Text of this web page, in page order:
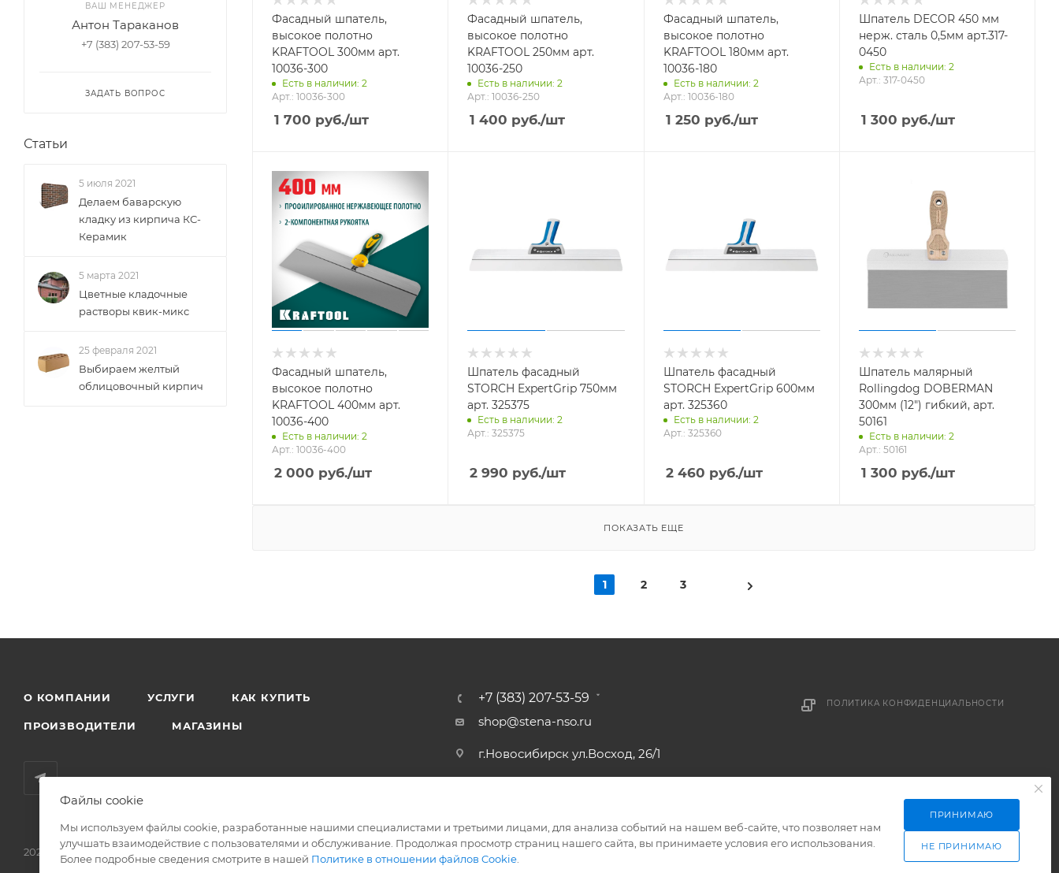
Фасадный шпатель,
высокое полотно
KRAFTOOL 300мм арт.
10036-300
Есть в наличии: 2
Арт.: 10036-300
1 700 руб./шт
Фасадный шпатель,
высокое полотно
KRAFTOOL 250мм арт.
10036-250
Есть в наличии: 2
Арт.: 10036-250
1 400 руб./шт
Фасадный шпатель,
высокое полотно
KRAFTOOL 180мм арт.
10036-180
Есть в наличии: 2
Арт.: 10036-180
1 250 руб./шт
Шпатель DECOR 450 мм
нерж. сталь 0,5мм арт.317-
0450
Есть в наличии: 2
Арт.: 317-0450
1 300 руб./шт
Фасадный шпатель,
высокое полотно
KRAFTOOL 400мм арт.
10036-400
Есть в наличии: 2
Арт.: 10036-400
2 000 руб./шт
Шпатель фасадный
STORCH ExpertGrip 750мм
арт. 325375
Есть в наличии: 2
Арт.: 325375
2 990 руб./шт
Шпатель фасадный
STORCH ExpertGrip 600мм
арт. 325360
Есть в наличии: 2
Арт.: 325360
2 460 руб./шт
Шпатель малярный
Rollingdog DOBERMAN
300мм (12") гибкий, арт.
50161
Есть в наличии: 2
Арт.: 50161
1 300 руб./шт
ПОКАЗАТЬ ЕЩЕ
1 2 3
ВАШ МЕНЕДЖЕР
Антон Тараканов
+7 (383) 207-53-59
ЗАДАТЬ ВОПРОС
Статьи
5 июля 2021
Делаем баварскую
кладку из кирпича КС-
Керамик
5 марта 2021
Цветные кладочные
растворы квик-микс
25 февраля 2021
Выбираем желтый
облицовочный кирпич
О КОМПАНИИ УСЛУГИ КАК КУПИТЬ
ПРОИЗВОДИТЕЛИ МАГАЗИНЫ
+7 (383) 207-53-59
shop@stena-nso.ru
г.Новосибирск ул.Восход, 26/1
ПОЛИТИКА КОНФИДЕНЦИАЛЬНОСТИ
2026 © Родные стены - товары для строительства и ремонта!
Файлы cookie
Мы используем файлы cookie, разработанные нашими специалистами и третьими лицами, для анализа событий на нашем веб-сайте, что позволяет нам
улучшать взаимодействие с пользователями и обслуживание. Продолжая просмотр страниц нашего сайта, вы принимаете условия его использования.
Более подробные сведения смотрите в нашей Политике в отношении файлов Cookie
ПРИНИМАЮ
НЕ ПРИНИМАЮ